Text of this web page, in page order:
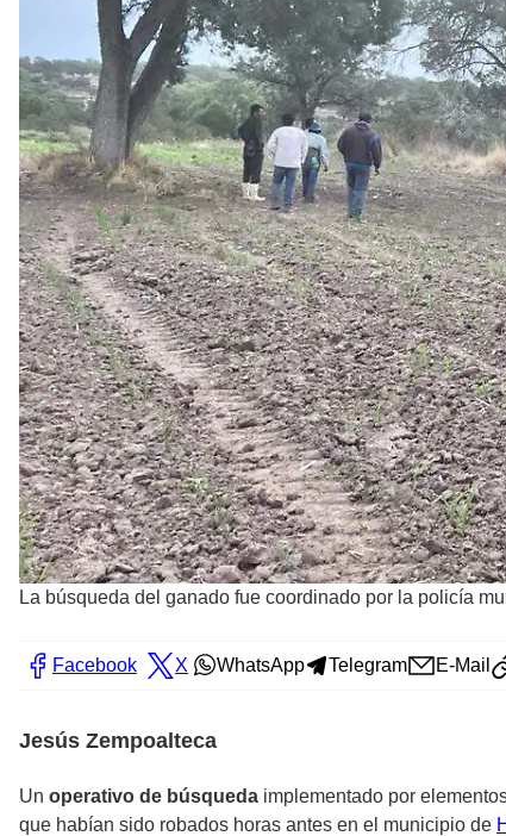
La búsqueda del ganado fue coordinado por la policía
Facebook X WhatsApp Telegram E-Mail
Jesús Zempoalteca
Un operativo de búsqueda implementado por
que habían sido robados horas antes en el municipio de